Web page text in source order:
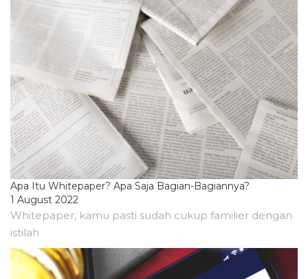
Apa Itu Whitepaper? Apa Saja Bagian-Bagiannya?
1 August 2022
Whitepaper, kamu pasti sudah cukup familier dengan
istilah